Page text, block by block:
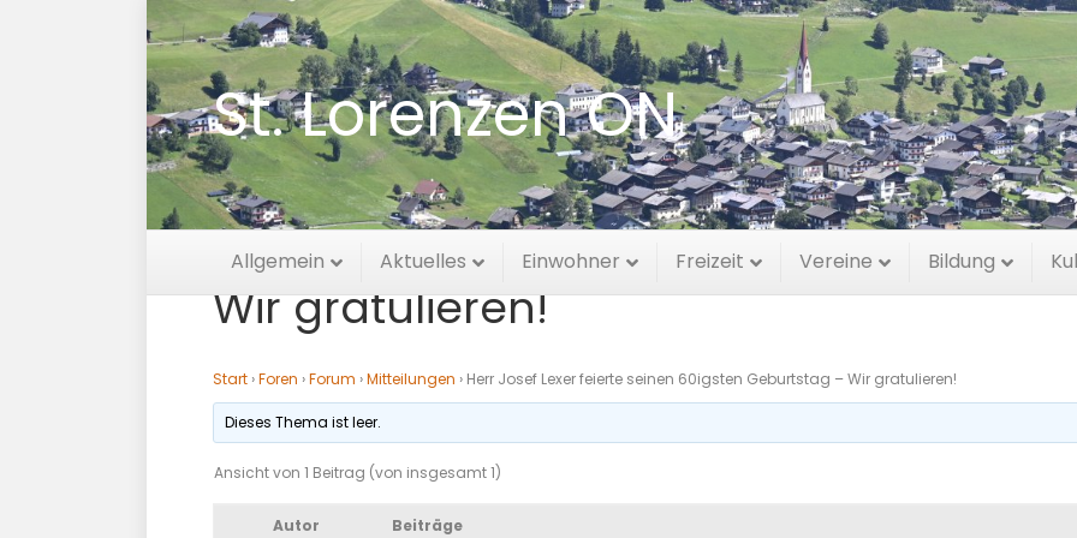
St. Lorenzen ON
Allgemein Aktuelles Einwohner Freizeit Vereine Bildung
Herr Josef Lexer feierte seinen
Wir gratulieren!
Start ›Foren ›Forum ›Mitteilungen › Herr Josef Lexer feierte seinen 60igsten Geburtstag – Wir gratulieren!
Dieses Thema ist leer.
Ansicht von 1 Beitrag (von insgesamt 1)
Autor Beiträge